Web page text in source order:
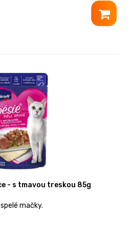
- s tmavou treskou 85g
mačky.